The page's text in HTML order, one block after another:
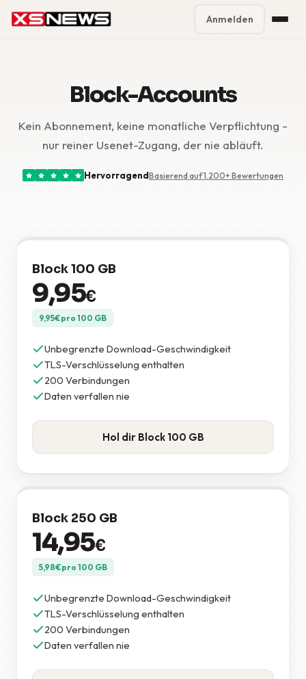
Block Accounts
Support
Anmelden
Block-Accounts
Kein Abonnement, keine monatliche Verpflichtung -
nur reiner Usenet-Zugang, der nie abläuft.
HervorragendBasierend auf 1.200+ Bewertungen
Block 100 GB
9,95€
9,95€pro 100 GB
Unbegrenzte Download-Geschwindigkeit
TLS-Verschlüsselung enthalten
200 Verbindungen
Daten verfallen nie
Hol dir Block 100 GB
Block 250 GB
14,95€
5,98€pro 100 GB
Unbegrenzte Download-Geschwindigkeit
TLS-Verschlüsselung enthalten
200 Verbindungen
Daten verfallen nie